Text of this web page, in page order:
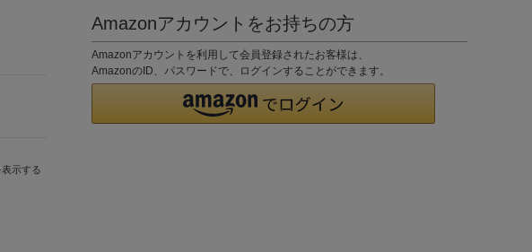
示する
Amazonアカウントをお持ちの方
Amazonアカウントを利用して会員登録されたお客様は、
AmazonのID、パスワードで、ログインすることができます。